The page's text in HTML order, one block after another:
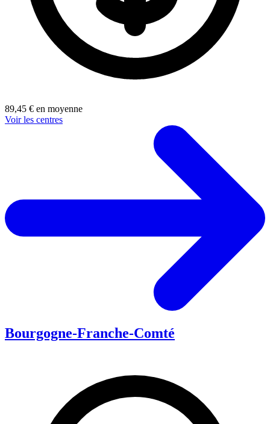
89,45 € en moyenne
Voir les centres
Bourgogne-Franche-Comté